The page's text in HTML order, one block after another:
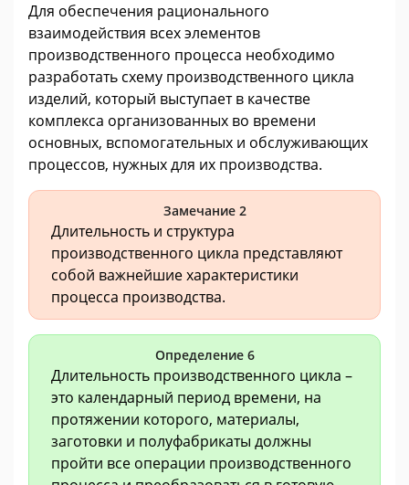
Для обеспечения рационального
взаимодействия всех элементов
производственного процесса необходимо
разработать схему производственного цикла
изделий, который выступает в качестве
комплекса организованных во времени
основных, вспомогательных и обслуживающих
процессов, нужных для их производства.
Замечание 2
Длительность и структура
производственного цикла представляют
собой важнейшие характеристики
процесса производства.
Определение 6
Длительность производственного цикла –
это календарный период времени, на
протяжении которого, материалы,
заготовки и полуфабрикаты должны
пройти все операции производственного